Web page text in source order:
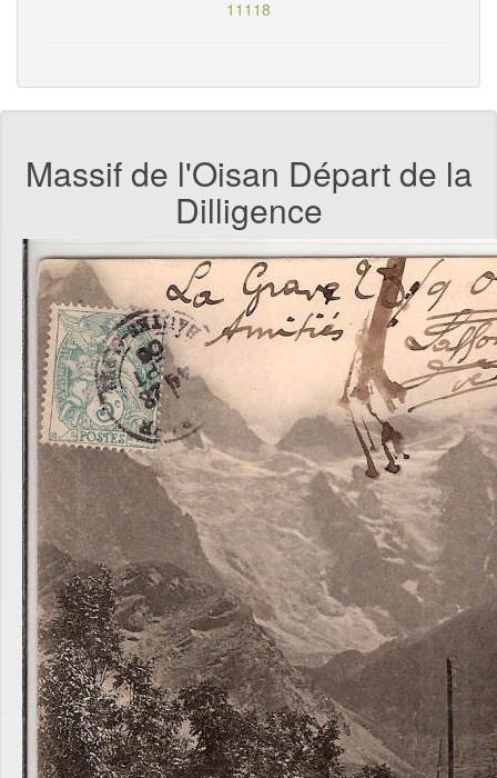
11118
Massif de l'Oisan Départ de la
Dilligence